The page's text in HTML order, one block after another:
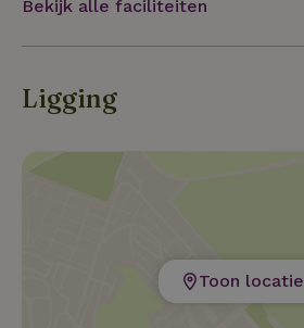
Bekijk alle faciliteiten
Ligging
Toon locatie